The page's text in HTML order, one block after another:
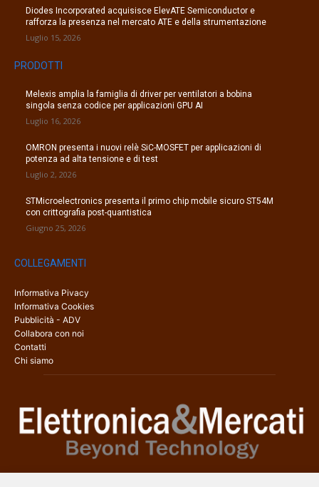
Diodes Incorporated acquisisce ElevATE Semiconductor e
rafforza la presenza nel mercato ATE e della strumentazione
Luglio 15, 2026
PRODOTTI
Melexis amplia la famiglia di driver per ventilatori a bobina
singola senza codice per applicazioni GPU AI
Luglio 16, 2026
OMRON presenta i nuovi relè SiC-MOSFET per applicazioni di
potenza ad alta tensione e di test
Luglio 2, 2026
STMicroelectronics presenta il primo chip mobile sicuro ST54M
con crittografia post-quantistica
Giugno 25, 2026
COLLEGAMENTI
Informativa Pivacy
Informativa Cookies
Pubblicità - ADV
Collabora con noi
Contatti
Chi siamo